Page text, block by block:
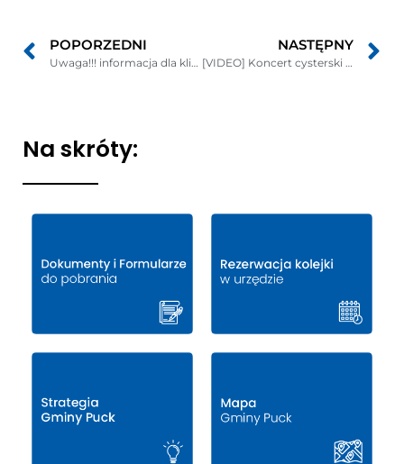
POPORZEDNI
Uwaga!!! informacja dla klientów Sekcji Świadczeń Rodzinnych
NASTĘPNY
[VIDEO] Koncert cysterski ….w kręgu cysterskiego chorału „Ad Te, Domine”
Na skróty: